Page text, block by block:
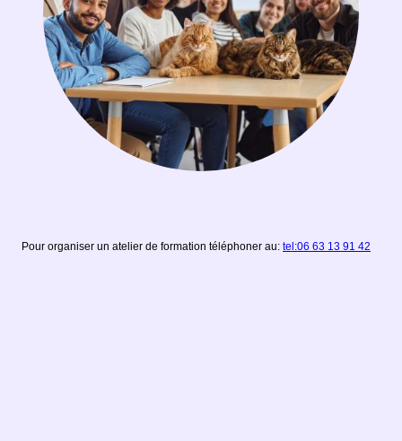
Pour organiser un atelier de formation téléphoner au: tel:06 63 13 91 42